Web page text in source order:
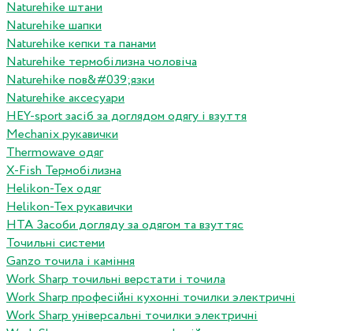
Naturehike штани
Naturehike шапки
Naturehike кепки та панами
Naturehike термобілизна чоловіча
Naturehike пов&#039;язки
Naturehike аксесуари
HEY-sport засіб за доглядом одягу і взуття
Mechanix рукавички
Thermowave одяг
X-Fish Термобілизна
Helikon-Tex одяг
Helikon-Tex рукавички
HTA Засоби догляду за одягом та взуттяс
Точильні системи
Ganzo точила і каміння
Work Sharp точильні верстати і точила
Work Sharp професiйнi кухоннi точилки электричнi
Work Sharp унiверсальнi точилки электричнi